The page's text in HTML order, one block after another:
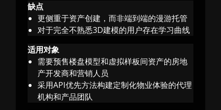
缺点
更侧重于资产创建，而非端到端的漫游托管
对于完全不熟悉3D建模的用户存在学习曲线
适用对象
需要预售楼盘模型和虚拟样板间资产的房地
产开发商和营销人员
采用API优先方法构建定制化物业体验的代理
机构和产品团队